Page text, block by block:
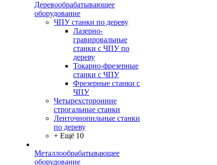
Деревообрабатывающее
оборудование
ЧПУ станки по дереву
Лазерно-
гравировальные
станки с ЧПУ по
дереву
Токарно-фрезерные
станки с ЧПУ
Фрезерные станки с
ЧПУ
Четырехсторонние
строгальные станки
Ленточнопильные станки
по дереву
+ Ещё 10
Металлообрабатывающее
оборудование